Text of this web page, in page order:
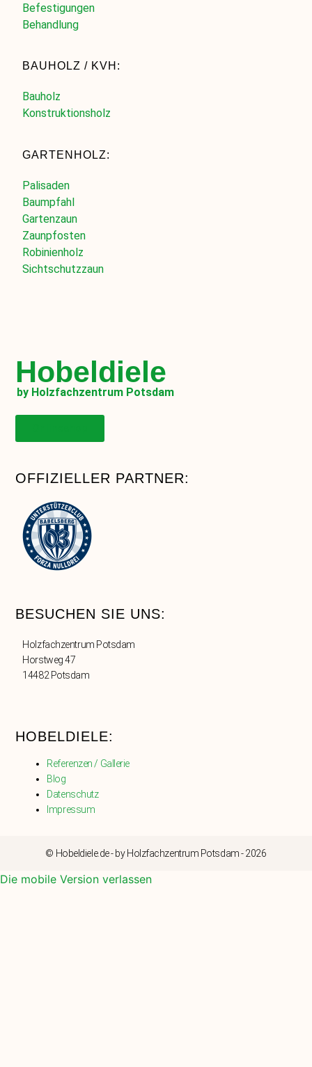
Befestigungen
Behandlung
BAUHOLZ / KVH:
Bauholz
Konstruktionsholz
GARTENHOLZ:
Palisaden
Baumpfahl
Gartenzaun
Zaunpfosten
Robinienholz
Sichtschutzzaun
Hobeldiele
by Holzfachzentrum Potsdam
OFFIZIELLER PARTNER:
BESUCHEN SIE UNS:
Holzfachzentrum Potsdam
Horstweg 47
14482 Potsdam
HOBELDIELE:
Referenzen / Gallerie
Blog
Datenschutz
Impressum
© Hobeldiele.de - by Holzfachzentrum Potsdam - 2026
Die mobile Version verlassen